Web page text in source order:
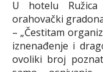
U hotelu
orahovački
– „Čestitam
iznenađenje i
ovoliki broj